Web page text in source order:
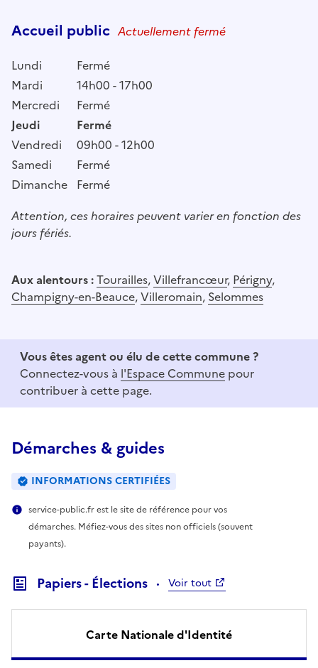
Accueil public Actuellement fermé
Lundi
Fermé
Mardi
14h00 - 17h00
Mercredi
Fermé
Jeudi
Fermé
Vendredi
09h00 - 12h00
Samedi
Fermé
Dimanche Fermé
Attention, ces horaires peuvent varier en fonction des
jours fériés.
Aux alentours :Tourailles,Villefrancœur, Périgny,
Champigny-en-Beauce,Villeromain, Selommes
Vous êtes agent ou élu de cette commune ?
Connectez-vous à l'Espace Commune pour
contribuer à cette page.
Démarches & guides
INFORMATIONS CERTIFIÉES
service-public.fr est le site de référence pour vos
démarches. Méfiez-vous des sites non officiels (souvent
payants).
Papiers - Élections Voir tout
Carte Nationale d'Identité